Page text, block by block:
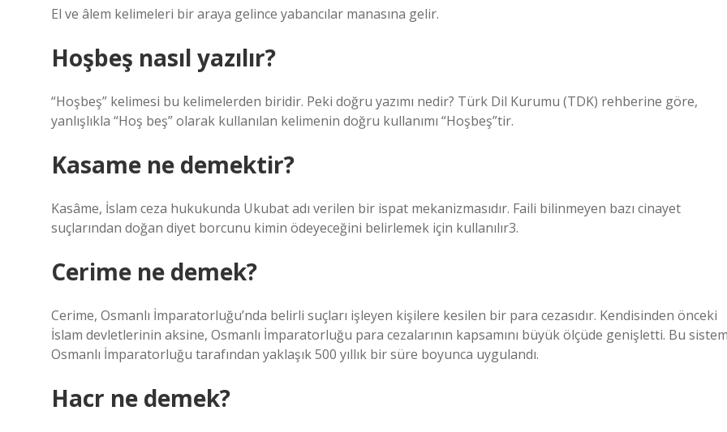
El ve âlem kelimeleri bir araya gelince yabancılar manasına gelir.
Hoşbeş nasıl yazılır?
“Hoşbeş” kelimesi bu kelimelerden biridir. Peki doğru yazımı nedir? Türk Dil Kurumu (TDK) rehberine göre,
yanlışlıkla “Hoş beş” olarak kullanılan kelimenin doğru kullanımı “Hoşbeş”tir.
Kasame ne demektir?
Kasâme, İslam ceza hukukunda Ukubat adı verilen bir ispat mekanizmasıdır. Faili bilinmeyen bazı cinayet
suçlarından doğan diyet borcunu kimin ödeyeceğini belirlemek için kullanılır3.
Cerime ne demek?
Cerime, Osmanlı İmparatorluğu’nda belirli suçları işleyen kişilere kesilen bir para cezasıdır. Kendisinden önceki
İslam devletlerinin aksine, Osmanlı İmparatorluğu para cezalarının kapsamını büyük ölçüde genişletti. Bu
Osmanlı İmparatorluğu tarafından yaklaşık 500 yıllık bir süre boyunca uygulandı.
Hacr ne demek?